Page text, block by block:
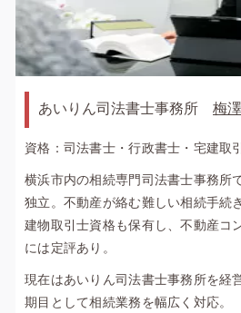
あいりん司法書士事務所 梅
資格：司法書士・行政書士・宅建取
横浜市内の相続専門司法書士事務所
独立。不動産が絡む難しい相続手続
建物取引士資格も保有し、不動産コ
には定評あり。
現在はあいりん司法書士事務所を経
期目として相続業務を幅広く対応。